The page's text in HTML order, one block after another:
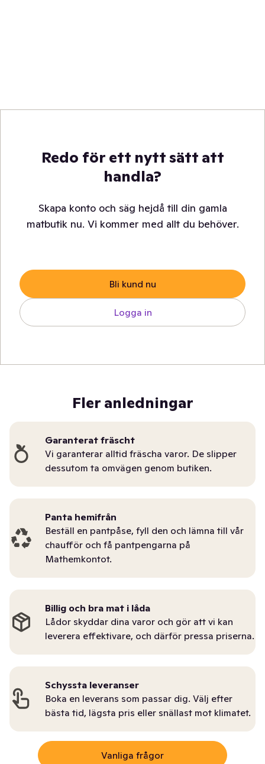
Redo för ett nytt sätt att
handla?
Skapa konto och säg hejdå till din gamla
matbutik nu. Vi kommer med allt du behöver.
Bli kund nu
Logga in
Fler anledningar
Garanterat fräscht
Vi garanterar alltid fräscha varor. De slipper
dessutom ta omvägen genom butiken.
Panta hemifrån
Beställ en pantpåse, fyll den och lämna till vår
chaufför och få pantpengarna på
Mathemkontot.
Billig och bra mat i låda
Lådor skyddar dina varor och gör att vi kan
leverera effektivare, och därför pressa priserna.
Schyssta leveranser
Boka en leverans som passar dig. Välj efter
bästa tid, lägsta pris eller snällast mot klimatet.
Vanliga frågor